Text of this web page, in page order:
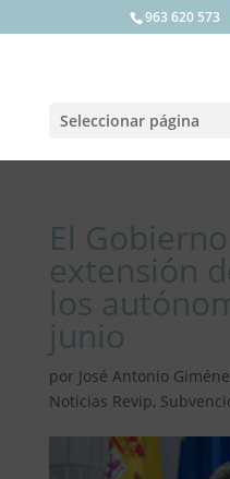
963 620 573
Seleccionar página
El
extensión
los
junio
por José Antonio
Noticias Revip,